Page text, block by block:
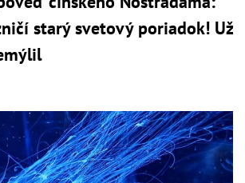
starý svetový poriadok! Už